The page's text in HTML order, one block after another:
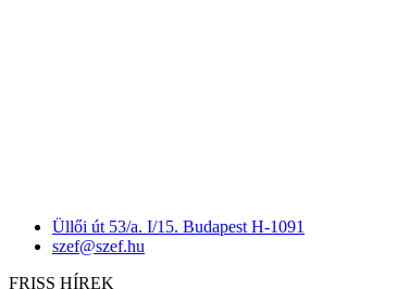
Üllői út 53/a. I/15. Budapest H-1091
szef@szef.hu
FRISS HÍREK